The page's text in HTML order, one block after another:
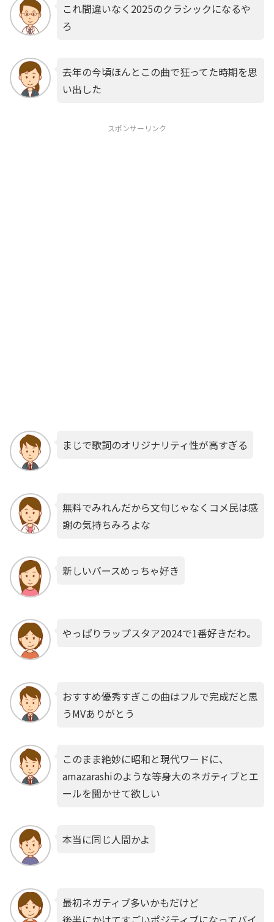
これ間違いなく2025のクラシックになるや
ろ
去年の今頃ほんとこの曲で狂ってた時期を思
い出した
スポンサーリンク
まじで歌詞のオリジナリティ性が高すぎる
無料でみれんだから文句じゃなくコメ民は感
謝の気持ちみろよな
新しいバースめっちゃ好き
やっぱりラップスタア2024で1番好きだわ。
おすすめ優秀すぎこの曲はフルで完成だと思
うMVありがとう
このまま絶妙に昭和と現代ワードに、
amazarashiのような等身大のネガティブとエ
ールを聞かせて欲しい
本当に同じ人間かよ
最初ネガティブ多いかもだけど